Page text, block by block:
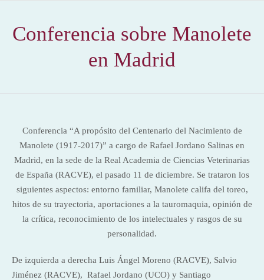
Conferencia sobre Manolete
en Madrid
Conferencia “A propósito del Centenario del Nacimiento de
Manolete (1917-2017)” a cargo de Rafael Jordano Salinas en
Madrid, en la sede de la Real Academia de Ciencias Veterinarias
de España (RACVE), el pasado 11 de diciembre. Se trataron los
siguientes aspectos: entorno familiar, Manolete califa del toreo,
hitos de su trayectoria, aportaciones a la tauromaquia, opinión de
la crítica, reconocimiento de los intelectuales y rasgos de su
personalidad.
De izquierda a derecha Luis Ángel Moreno (RACVE), Salvio
Jiménez (RACVE), Rafael Jordano (UCO) y Santiago